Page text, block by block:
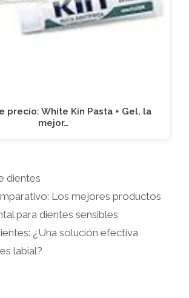
precio: White Kin Pasta + Gel, la
mejor…
dientes
Los mejores productos
para dientes sensibles
¿Una solución efectiva
labial?